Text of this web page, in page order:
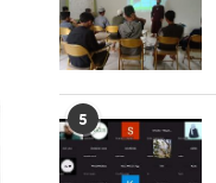
5